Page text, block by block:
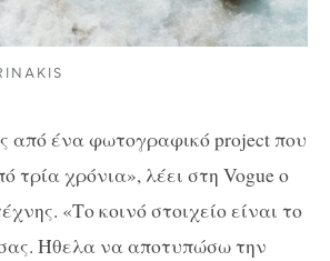
από ένα φωτογραφικό project που
τρία χρόνια», λέει στη Vogue ο
«Το κοινό στοιχείο είναι το
Ήθελα να αποτυπώσω την